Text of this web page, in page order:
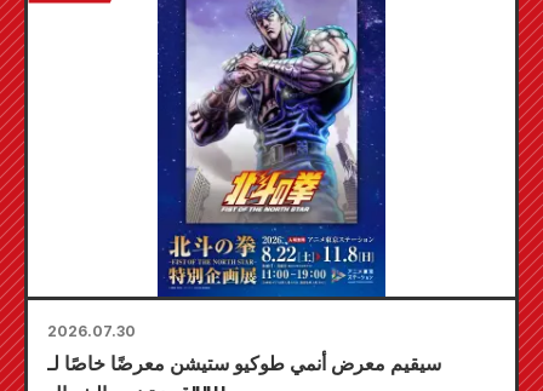
2026.07.30
سيقيم معرض أنمي طوكيو ستيشن معرضًا خاصًا لـ